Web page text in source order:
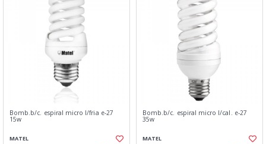
Bomb.b/c. espiral micro l/fria e-27
15w
MATEL
Bomb.b/c. espiral micro l/cal. e-27
35w
MATEL